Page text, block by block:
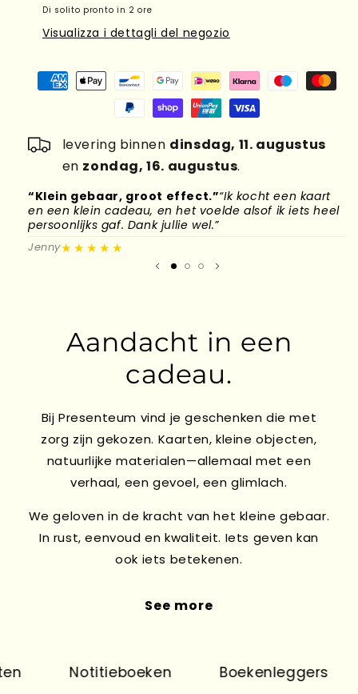
Di solito pronto in 2 ore
Visualizza i dettagli del negozio
levering binnen dinsdag, 11. augustus
en zondag, 16. augustus.
“Klein gebaar, groot effect.”“Ik kocht een kaart
en een klein cadeau, en het voelde alsof ik iets heel
persoonlijks gaf. Dank jullie wel.”
Jenny★★★★★
Aandacht in een
cadeau.
Bij Presenteum vind je geschenken die met
zorg zijn gekozen. Kaarten, kleine objecten,
natuurlijke materialen—allemaal met een
verhaal, een gevoel, een glimlach.
We geloven in de kracht van het kleine gebaar.
In rust, eenvoud en kwaliteit. Iets geven kan
ook iets betekenen.
See more
Notitieboeken Boekenleggers